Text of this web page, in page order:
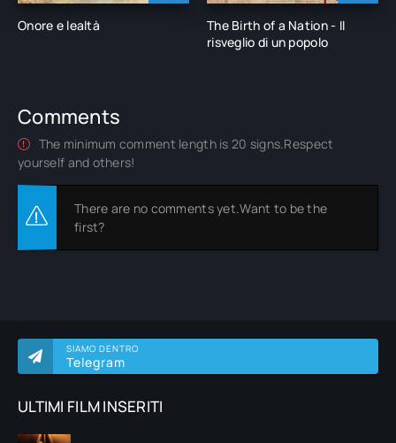
SIAMO DENTRO
Telegram
ULTIMI FILM INSERITI
Onore e lealtà
The Birth of a Nation - Il
risveglio di un popolo
Comments
The minimum comment length is 20 signs.Respect
yourself and others!
There are no comments yet.Want to be the
first?